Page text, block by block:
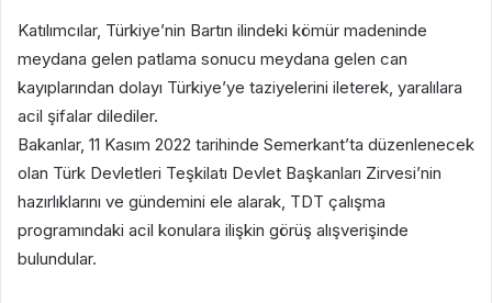
Katılımcılar, Türkiye’nin Bartın ilindeki kömür madeninde
meydana gelen patlama sonucu meydana gelen can
kayıplarından dolayı Türkiye’ye taziyelerini ileterek, yaralılara
acil şifalar dilediler.
Bakanlar, 11 Kasım 2022 tarihinde Semerkant’ta düzenlenecek
olan Türk Devletleri Teşkilatı Devlet Başkanları Zirvesi’nin
hazırlıklarını ve gündemini ele alarak, TDT çalışma
programındaki acil konulara ilişkin görüş alışverişinde
bulundular.